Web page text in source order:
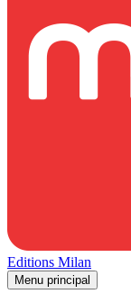
Editions Milan
Menu principal